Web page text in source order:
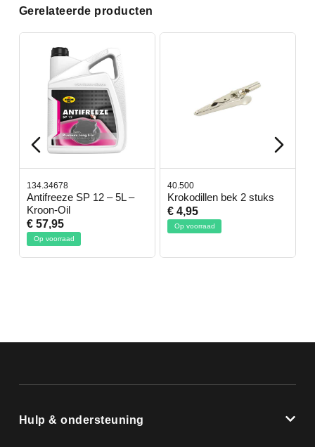
Gerelateerde producten
134.34678
Antifreeze SP 12 – 5L –
Kroon-Oil
€ 57,95
Op voorraad
40.500
Krokodillen bek 2 stuks
€ 4,95
Op voorraad
Hulp & ondersteuning